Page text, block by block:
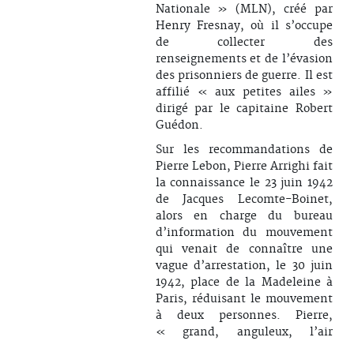
Nationale » (MLN), créé par
Henry Fresnay, où il s’occupe
de collecter des
renseignements et de l’évasion
des prisonniers de guerre. Il est
affilié « aux petites ailes »
dirigé par le capitaine Robert
Guédon.
Sur les recommandations de
Pierre Lebon, Pierre Arrighi fait
la connaissance le 23 juin 1942
de Jacques Lecomte-Boinet,
alors en charge du bureau
d’information du mouvement
qui venait de connaître une
vague d’arrestation, le 30 juin
1942, place de la Madeleine à
Paris, réduisant le mouvement
à deux personnes. Pierre,
« grand, anguleux, l’air